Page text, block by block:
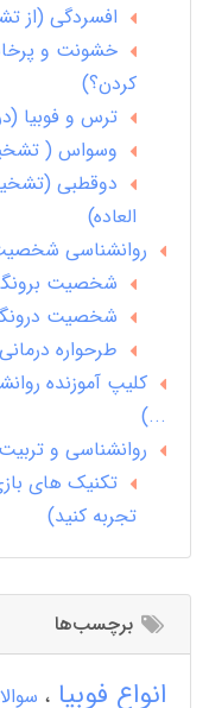
افسردگی (از
خشونت و
کردن؟)
ترس و فوبیا
وسواس (
دوقطبی
العاده)
روانشناسی
شخصیت
شخصیت
طرحواره
کلیپ آموزنده
...)
روانشناسی و تربیت کودک (6
تکنیک های
تجربه کنید)
برچسب‌ها
انواع فوبیا